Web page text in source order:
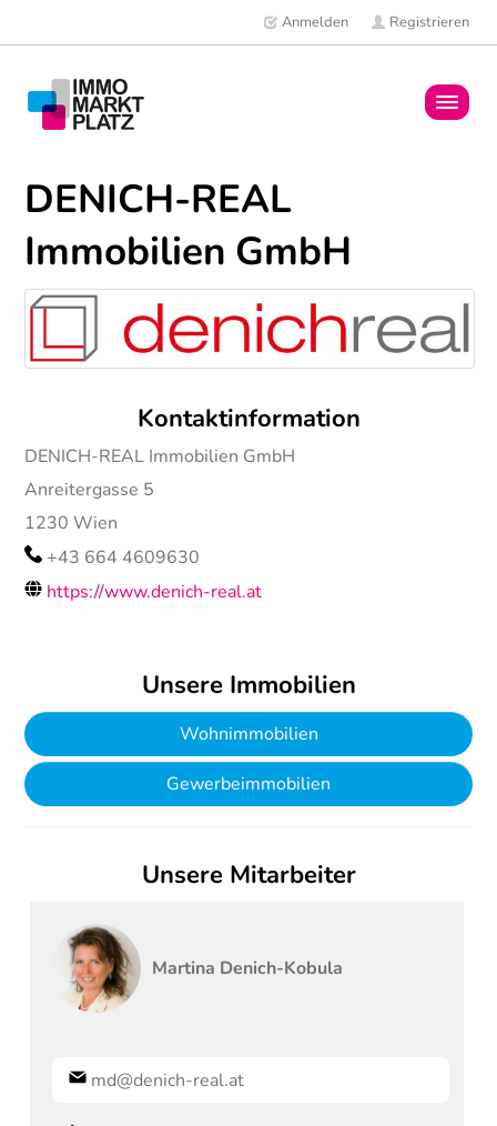
Anmelden Registrieren
Mitglieder
News
DENICH-REAL
Immobilien GmbH
Kontaktinformation
DENICH-REAL Immobilien GmbH
Anreitergasse 5
1230Wien
+43 664 4609630
https://www.denich-real.at
Unsere Immobilien
Wohnimmobilien
Gewerbeimmobilien
Unsere Mitarbeiter
Martina Denich-Kobula
md@denich-real.at